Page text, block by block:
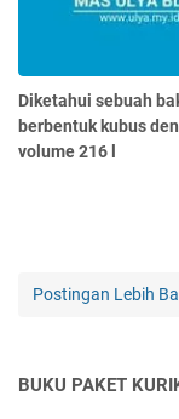
Diketahui sebuah
berbentuk kubus
volume 216 l
Postingan Lebih
BUKU PAKET